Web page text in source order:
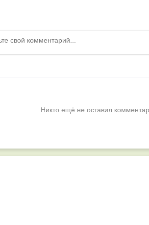
Никто ещё не оставил